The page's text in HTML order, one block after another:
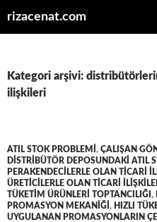
rizacenat.com
Kategori arşivi:
ilişkileri
ATIL STOK PROBLEMI , ÇALIŞAN
DISTRIBÜTÖR DEPOSUNDAKI ATIL
PERAKENDECILERLE OLAN TICARI
ÜRETICILERLE OLAN TICARI
TÜKETIM ÜRÜNLERI TOPTANCILIĞI ,
PROMASYON MEKANIĞI , HIZLI
UYGULANAN PROMASYONLARIN